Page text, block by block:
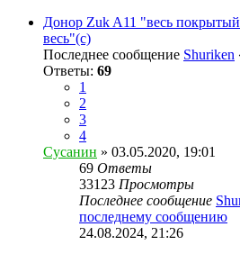
Донор Zuk A11 "весь
весь"(с)
Последнее сообщение Shuriken
Ответы: 69
1
2
3
4
Сусанин » 03.05.2020, 19:01
69 Ответы
33123 Просмотры
Последнее сообщение
последнему сообщению
24.08.2024, 21:26